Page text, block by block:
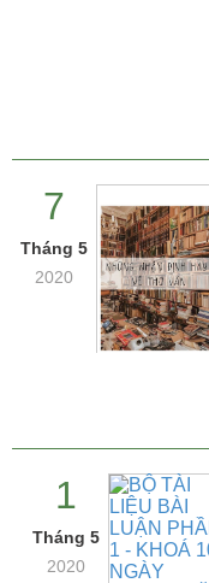
7
Tháng 5
2020
1
Tháng 5
2020